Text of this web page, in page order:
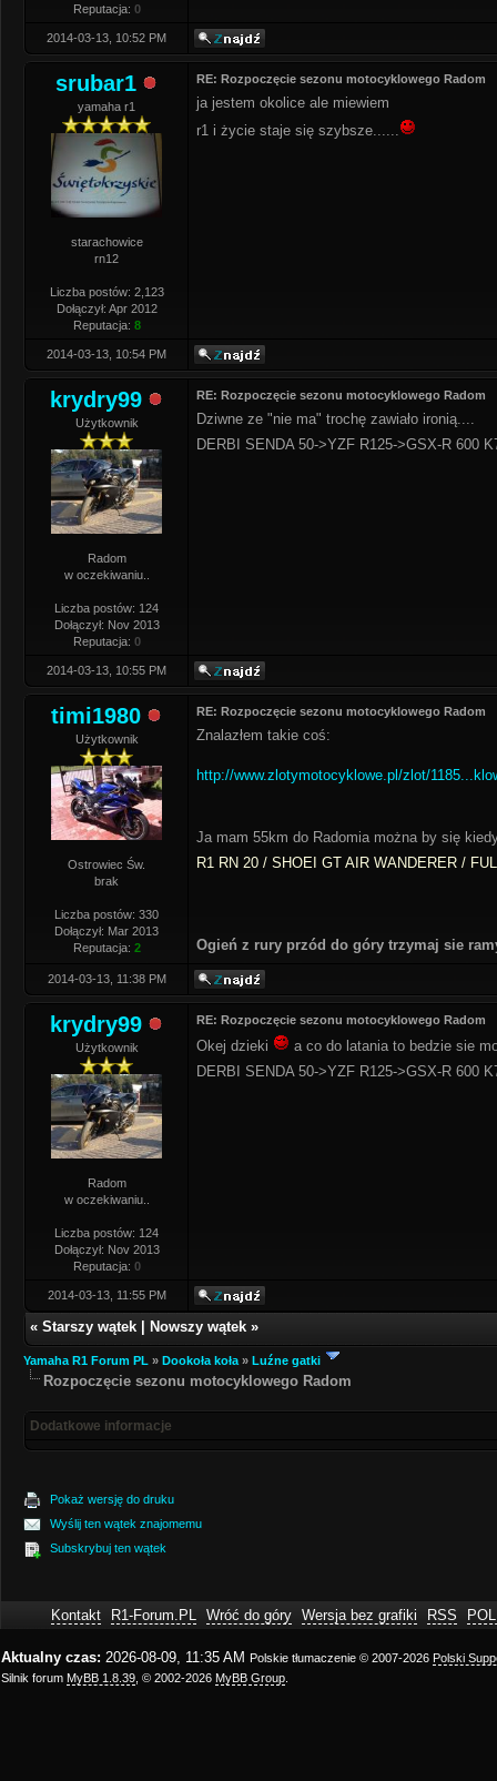
Reputacja: 0
2014-03-13, 10:52 PM
srubar1
yamaha r1
starachowice
rn12
Liczba postów: 2,123
Dołączył: Apr 2012
Reputacja: 8
RE: Rozpoczęcie sezonu motocyklowego Radom
ja jestem okolice ale miewiem
r1 i życie staje się szybsze......
2014-03-13, 10:54 PM
krydry99
Użytkownik
Radom
w oczekiwaniu..
Liczba postów: 124
Dołączył: Nov 2013
Reputacja: 0
RE: Rozpoczęcie sezonu motocyklowego Radom
Dziwne ze "nie ma" trochę zawiało ironią....
DERBI SENDA 50->YZF R125->GSX-R 600
2014-03-13, 10:55 PM
timi1980
Użytkownik
Ostrowiec Św.
brak
Liczba postów: 330
Dołączył: Mar 2013
Reputacja: 2
RE: Rozpoczęcie sezonu motocyklowego Radom
Znalazłem takie coś:
http://www.zlotymotocyklowe.pl/zlot/
Ja mam 55km do Radomia można by się
R1 RN 20 / SHOEI GT AIR WANDERER /
Ogień z rury przód do góry trzymaj sie
2014-03-13, 11:38 PM
krydry99
Użytkownik
Radom
w oczekiwaniu..
Liczba postów: 124
Dołączył: Nov 2013
Reputacja: 0
RE: Rozpoczęcie sezonu motocyklowego Radom
Okej dzieki
a co do latania to bedzie sie
DERBI SENDA 50->YZF R125->GSX-R 600
2014-03-13, 11:55 PM
« Starszy wątek Nowszy wątek »
Yamaha R1 Forum PL » Dookoła koła » Luźne gatki
Rozpoczęcie sezonu motocyklowego Radom
Dodatkowe informacje
Pokaż wersję do druku
Wyślij ten wątek znajomemu
Subskrybuj ten wątek
Kontakt R1-Forum.PL Wróć do góry Wersja bez grafiki RSS
Aktualny czas: 2026-08-09, 11:35 AM Polskie tłumaczenie © 2007-2026 Polski
Silnik forum MyBB 1.8.39 , © 2002-2026 MyBB Group